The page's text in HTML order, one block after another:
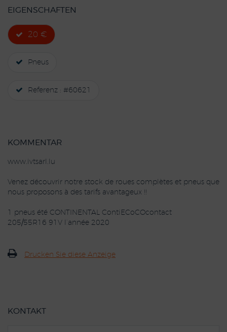
EIGENSCHAFTEN
20 €
Pneus
Referenz : #60621
KOMMENTAR
www.ivtsarl.lu
Venez découvrir notre stock de roues complètes et pneus que
nous proposons à des tarifs avantageux !!
1 pneus été CONTINENTAL ContiECoCOcontact
205/55R16 91V l’année 2020
Drucken Sie diese Anzeige
KONTAKT